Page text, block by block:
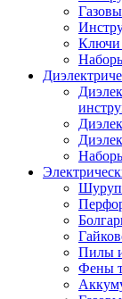
Ключи
Пилы
Фены